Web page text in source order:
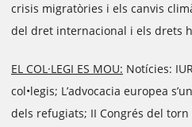
crisis migratòries i els canvis
del dret internacional i els drets
EL COL·LEGI ES MOU: Notícies:
col•legis; L’advocacia europea
dels refugiats; II Congrés del torn